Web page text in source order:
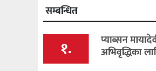
सम्बन्धित
१. प्याब्सन
अभिवृद्धिका